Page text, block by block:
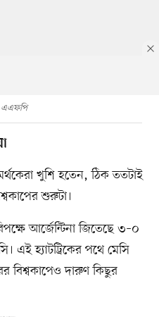
এএফপি
খুশি হতেন, ঠিক ততটাই
শুরুটা।
আর্জেন্টিনা জিতেছে ৩–০
এই হ্যাটট্রিকের পথে মেসি
বিশ্বকাপেও দারুণ কিছুর